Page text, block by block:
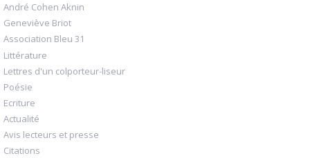
André Cohen Aknin
Geneviève Briot
Association Bleu 31
Littérature
Lettres d'un colporteur-liseur
Poésie
Ecriture
Actualité
Avis lecteurs et presse
Citations